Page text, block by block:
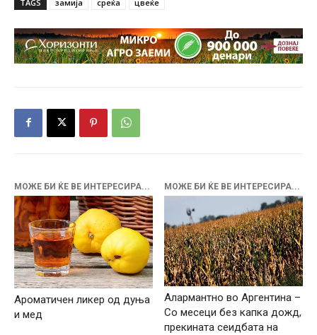
TAGS замија среќа цвеќе
МОЖЕ БИ ЌЕ ВЕ ИНТЕРЕСИРА...
Ароматичен ликер од дуња
и мед
МОЖЕ БИ ЌЕ ВЕ ИНТЕРЕСИРА...
Алармантно во Аргентина –
Со месеци без капка дожд,
прекината сеидбата на